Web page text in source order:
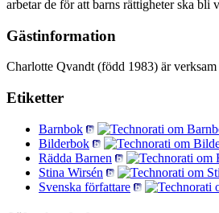
arbetar de för att barns rättigheter ska
Gästinformation
Charlotte Qvandt (född 1983) är
Etiketter
Barnbok
Bilderbok
Rädda Barnen
Stina Wirsén
Svenska författare